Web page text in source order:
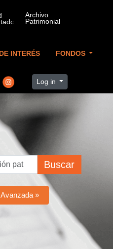
INTERÉS FONDOS
Log in
Buscar
»